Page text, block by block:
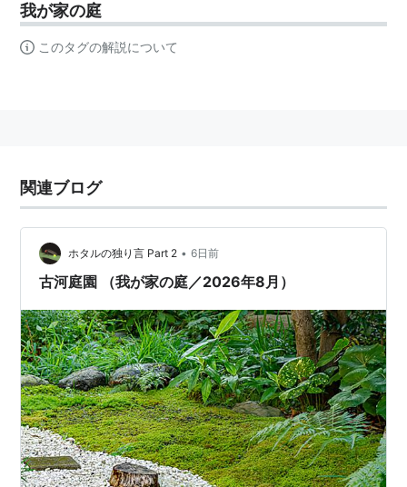
我が家の庭
このタグの解説について
関連ブログ
ホタルの独り言 Part 2 • 6日前
古河庭園 （我が家の庭／2026年8月）